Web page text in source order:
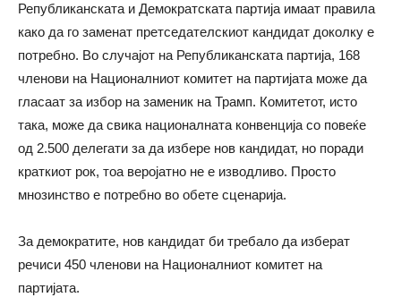
Републиканската и Демократската партија имаат правила
како да го заменат претседателскиот кандидат доколку е
потребно. Во случајот на Републиканската партија, 168
членови на Националниот комитет на партијата може да
гласаат за избор на заменик на Трамп. Комитетот, исто
така, може да свика националната конвенција со повеќе
од 2.500 делегати за да избере нов кандидат, но поради
краткиот рок, тоа веројатно не е изводливо. Просто
мнозинство е потребно во обете сценарија.
За демократите, нов кандидат би требало да изберат
речиси 450 членови на Националниот комитет на
партијата.